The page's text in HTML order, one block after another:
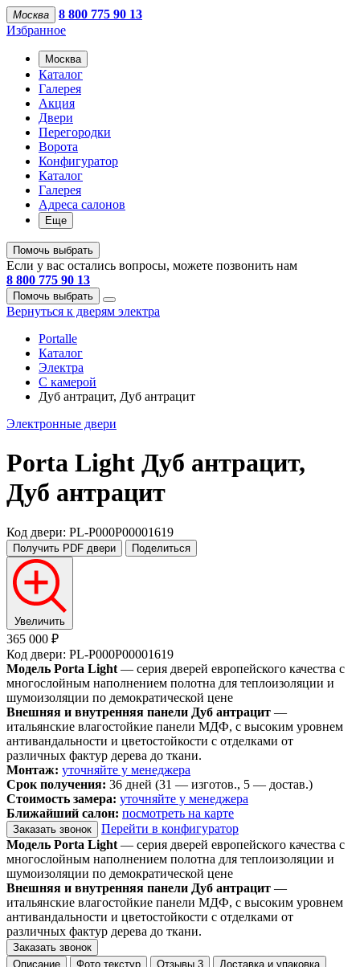
Москва
8 800 775 90 13
Избранное
Москва
Каталог
Галерея
Акция
Двери
Перегородки
Ворота
Конфигуратор
Каталог
Галерея
Адреса салонов
Еще
Помочь выбрать
Если у вас остались вопросы, можете позвонить нам
8 800 775 90 13
Помочь выбрать
Вернуться к дверям электра
Portalle
Каталог
Электра
С камерой
Дуб антрацит, Дуб антрацит
Электронные двери
Porta Light Дуб антрацит,
Дуб антрацит
Код двери: PL-P000P00001619
Получить PDF двери Поделиться
Увеличить
365 000 ₽
Код двери: PL-P000P00001619
Модель Porta Light — серия дверей европейского качества с
многослойным наполнением полотна для теплоизоляции и
шумоизоляции по демократической цене
Внешняя и внутренняя панели Дуб антрацит —
итальянские влагостойкие панели МДФ, с высоким уровнем
антивандальности и цветостойкости с отделками от
различных фактур дерева до ткани.
Монтаж: уточняйте у менеджера
Срок получения: 36 дней (31 — изготов., 5 — достав.)
Стоимость замера: уточняйте у менеджера
Ближайший салон: посмотреть на карте
Заказать звонок
Перейти в конфигуратор
Модель Porta Light — серия дверей европейского качества с
многослойным наполнением полотна для теплоизоляции и
шумоизоляции по демократической цене
Внешняя и внутренняя панели Дуб антрацит —
итальянские влагостойкие панели МДФ, с высоким уровнем
антивандальности и цветостойкости с отделками от
различных фактур дерева до ткани.
Заказать звонок
Описание
Фото текстур Отзывы 3
Доставка и упаковка